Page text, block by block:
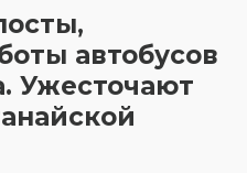
автобусов
Ужесточают